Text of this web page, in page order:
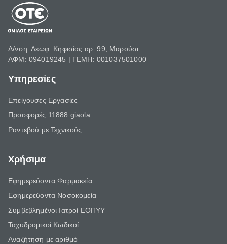
Δ/νση: Λεωφ. Κηφισίας αρ. 99, Μαρούσι
ΑΦΜ: 094019245 | ΓΕΜΗ: 001037501000
Υπηρεσίες
Επείγουσες Εργασίες
Προσφορές 11888 giaola
Ραντεβού με Τεχνικούς
Χρήσιμα
Εφημερεύοντα Φαρμακεία
Εφημερεύοντα Νοσοκομεία
Συμβεβλημένοι Ιατροί ΕΟΠΥΥ
Ταχυδρομικοί Κωδικοί
Αναζήτηση με αριθμό